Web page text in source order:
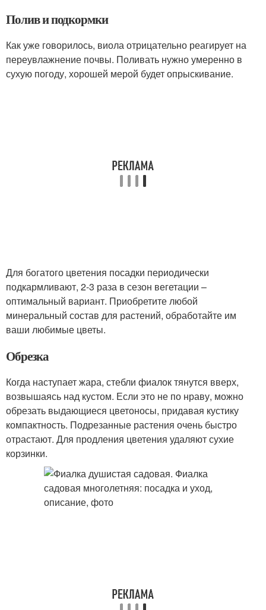
Полив и подкормки
Как уже говорилось, виола отрицательно реагирует на
переувлажнение почвы. Поливать нужно умеренно в
сухую погоду, хорошей мерой будет опрыскивание.
Для богатого цветения посадки периодически
подкармливают, 2-3 раза в сезон вегетации –
оптимальный вариант. Приобретите любой
минеральный состав для растений, обработайте им
ваши любимые цветы.
Обрезка
Когда наступает жара, стебли фиалок тянутся вверх,
возвышаясь над кустом. Если это не по нраву, можно
обрезать выдающиеся цветоносы, придавая кустику
компактность. Подрезанные растения очень быстро
отрастают. Для продления цветения удаляют сухие
корзинки.